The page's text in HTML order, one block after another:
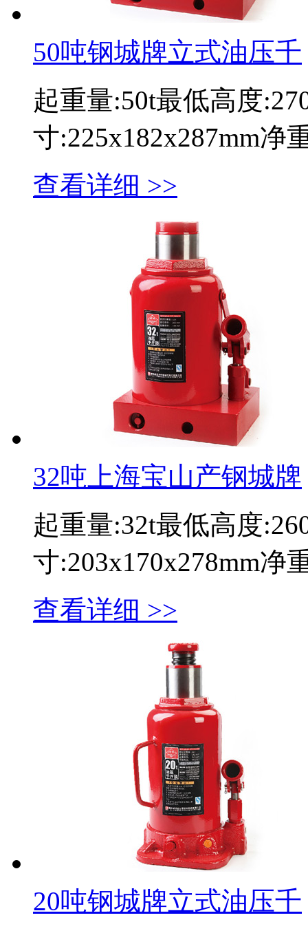
50吨钢城牌立式油压千
起重量:50t最低高度
寸:225x182x287mm
查看详细 >>
32吨上海宝山产钢城牌
起重量:32t最低高度
寸:203x170x278mm
查看详细 >>
20吨钢城牌立式油压千